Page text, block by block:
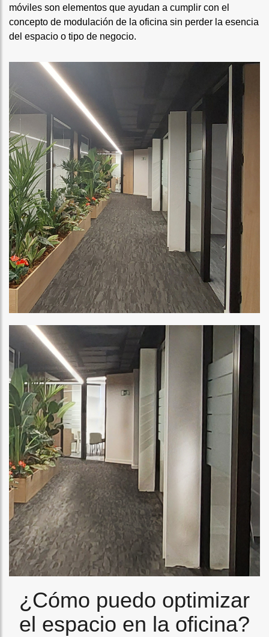
móviles son elementos que ayudan a cumplir con el
concepto de modulación de la oficina sin perder la esencia
del espacio o tipo de negocio.
¿Cómo puedo optimizar
el espacio en la oficina?